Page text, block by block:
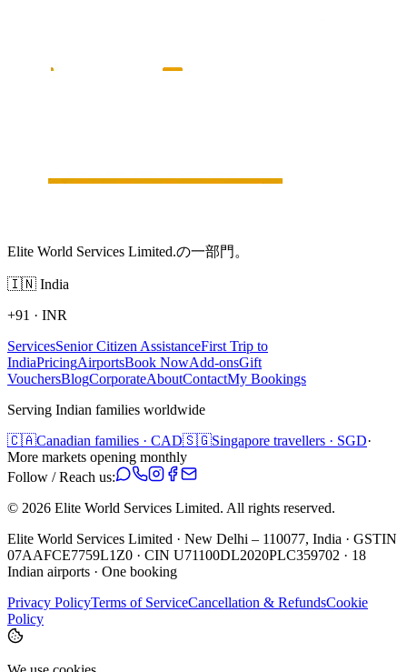
Elite World Services Limited.の一部門。
🇮🇳 India
+91 · INR
ServicesSenior Citizen AssistanceFirst Trip to
IndiaPricingAirportsBook NowAdd-onsGift
VouchersBlogCorporateAboutContactMy Bookings
Serving Indian families worldwide
🇨🇦Canadian families · CAD🇸🇬Singapore travellers · SGD·
More markets opening monthly
Follow / Reach us:
© 2026 Elite World Services Limited. All rights reserved.
Elite World Services Limited · New Delhi – 110077, India · GSTIN
07AAFCE7759L1Z0 · CIN U71100DL2020PLC359702 · 18
Indian airports · One booking
Privacy PolicyTerms of ServiceCancellation & RefundsCookie
Policy